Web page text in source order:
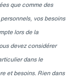
que comme des
vos besoins
lors de la
devez considérer
dans le
et besoins. Rien dans